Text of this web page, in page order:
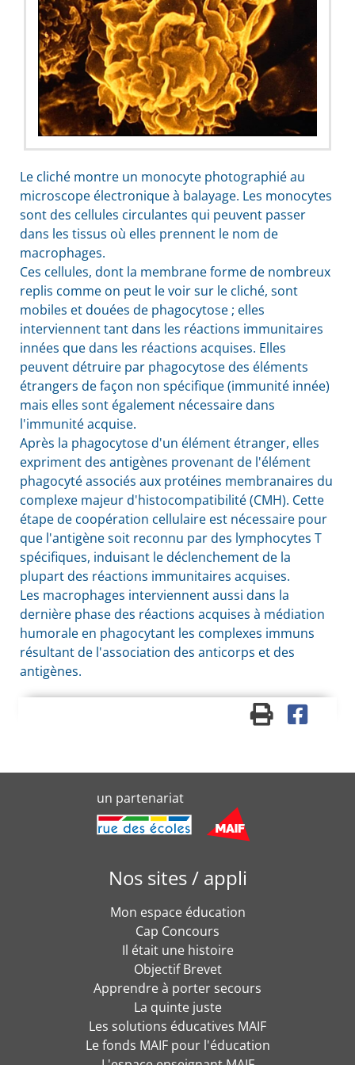
Le cliché montre un monocyte photographié au
microscope électronique à balayage. Les monocytes
sont des cellules circulantes qui peuvent passer
dans les tissus où elles prennent le nom de
macrophages.
Ces cellules, dont la membrane forme de nombreux
replis comme on peut le voir sur le cliché, sont
mobiles et douées de phagocytose ; elles
interviennent tant dans les réactions immunitaires
innées que dans les réactions acquises. Elles
peuvent détruire par phagocytose des éléments
étrangers de façon non spécifique (immunité innée)
mais elles sont également nécessaire dans
l'immunité acquise.
Après la phagocytose d'un élément étranger, elles
expriment des antigènes provenant de l'élément
phagocyté associés aux protéines membranaires du
complexe majeur d'histocompatibilité (CMH). Cette
étape de coopération cellulaire est nécessaire pour
que l'antigène soit reconnu par des lymphocytes T
spécifiques, induisant le déclenchement de la
plupart des réactions immunitaires acquises.
Les macrophages interviennent aussi dans la
dernière phase des réactions acquises à médiation
humorale en phagocytant les complexes immuns
résultant de l'association des anticorps et des
antigènes.
un partenariat
Nos sites / appli
Mon espace éducation
Cap Concours
Il était une histoire
Objectif Brevet
Apprendre à porter secours
La quinte juste
Les solutions éducatives MAIF
Le fonds MAIF pour l'éducation